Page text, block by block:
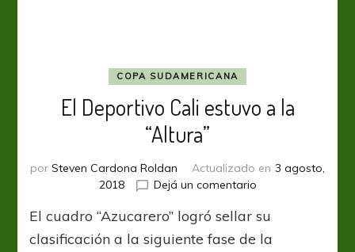
COPA SUDAMERICANA
El Deportivo Cali estuvo a la
“Altura”
por Steven Cardona Roldan Actualizado en 3 agosto,
2018
Dejá un comentarioen
Deportivo
Cali
El cuadro “Azucarero” logró sellar su
clasificación a la siguiente fase de la